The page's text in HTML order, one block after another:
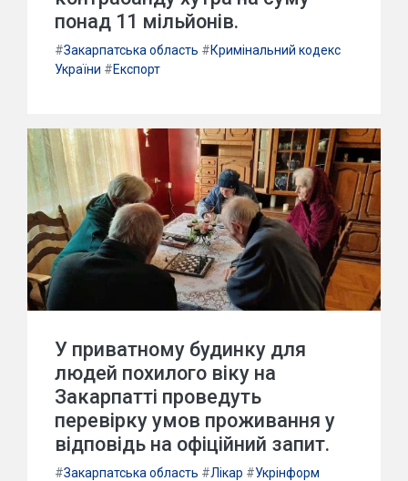
понад 11 мільйонів.
#Закарпатська область #Кримінальний кодекс
України #Експорт
У приватному будинку для
людей похилого віку на
Закарпатті проведуть
перевірку умов проживання у
відповідь на офіційний запит.
#Закарпатська область #Лікар #Укрінформ